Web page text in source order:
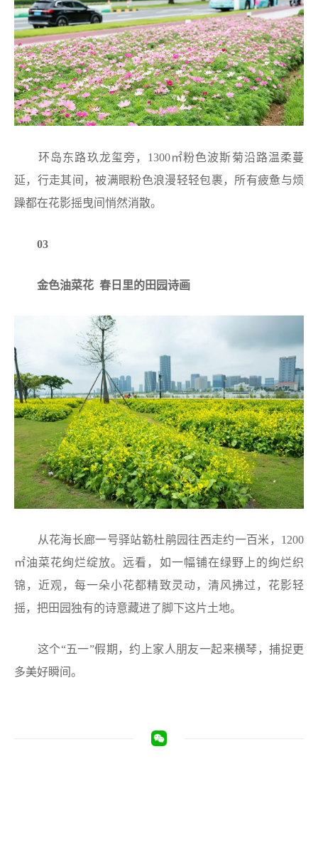
环岛东路玖龙玺旁，1300㎡粉色波斯菊沿路温柔蔓
延，行走其间，被满眼粉色浪漫轻轻包裹，所有疲惫与烦
躁都在花影摇曳间悄然消散。
03
金色油菜花 春日里的田园诗画
从花海长廊一号驿站簕杜鹃园往西走约一百米，1200
㎡油菜花绚烂绽放。远看，如一幅铺在绿野上的绚烂织
锦，近观，每一朵小花都精致灵动，清风拂过，花影轻
摇，把田园独有的诗意藏进了脚下这片土地。
这个“五一”假期，约上家人朋友一起来横琴，捕捉更
多美好瞬间。